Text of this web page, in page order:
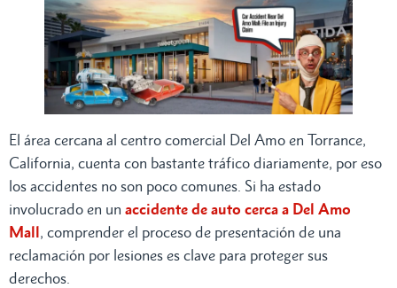
El área cercana al centro comercial Del Amo en Torrance,
California, cuenta con bastante tráfico diariamente, por eso
los accidentes no son poco comunes. Si ha estado
involucrado en un accidente de auto cerca a Del Amo
Mall, comprender el proceso de presentación de una
reclamación por lesiones es clave para proteger sus
derechos.